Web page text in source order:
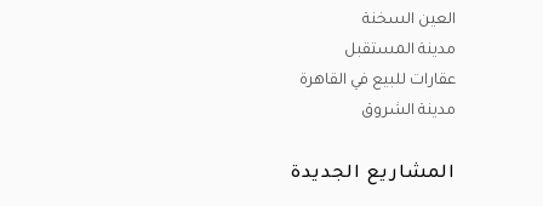
سيتي )، مدينة هليوبوليس الجديدة ، الساحل الشمالي، مدينة
العلمين الجديدة، الجونة، مدينة راس سدر و مدينة المنصورة
أنواع الوحدات :
العين السخنة
مدينة المستقبل
عقارات للبيع في القاهرة
مدينة الشروق
المشاريع الجديدة